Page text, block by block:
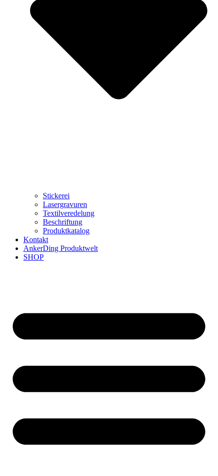
Stickerei
Lasergravuren
Textilveredelung
Beschriftung
Produktkatalog
Kontakt
AnkerDing Produktwelt
SHOP